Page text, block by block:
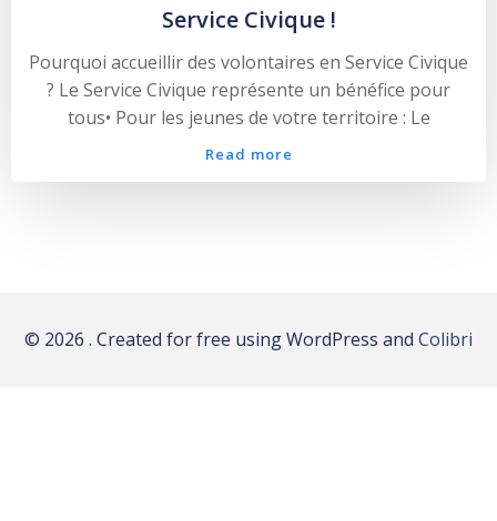
Service Civique !
Pourquoi accueillir des volontaires en Service Civique
? Le Service Civique représente un bénéfice pour
tous• Pour les jeunes de votre territoire : Le
Read more
© 2026 . Created for free using WordPress and Colibri